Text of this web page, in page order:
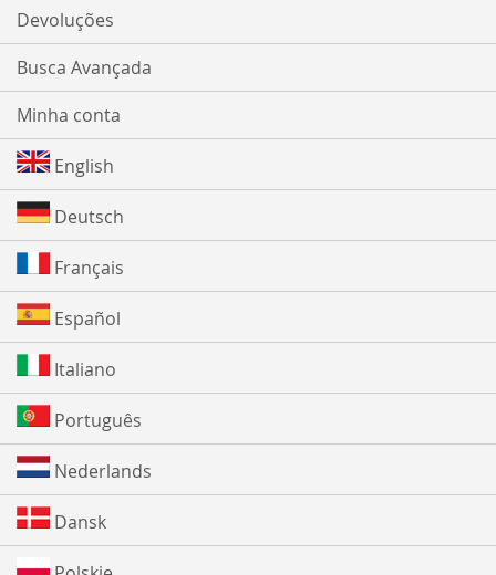
Devoluções
Busca Avançada
Minha conta
English
Deutsch
Français
Español
Italiano
Português
Nederlands
Dansk